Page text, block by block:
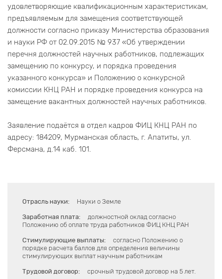
удовлетворяющие квалификационным характеристикам,
предъявляемым для замещения соответствующей
должности согласно приказу Министерства образования
и науки РФ от 02.09.2015 № 937 «Об утверждении
перечня должностей научных работников, подлежащих
замещению по конкурсу, и порядка проведения
указанного конкурса» и Положению о конкурсной
комиссии КНЦ РАН и порядке проведения конкурса на
замещение вакантных должностей научных работников.
Заявление подаётся в отдел кадров ФИЦ КНЦ РАН по
адресу: 184209, Мурманская область, г. Апатиты, ул.
Ферсмана, д.14 каб. 101.
Отрасль науки: Науки о Земле
Заработная плата:
должностной оклад согласно
Положению об оплате труда работников ФИЦ КНЦ РАН
Стимулирующие выплаты:
согласно Положению о
порядке расчета баллов для определения величины
стимулирующих выплат научным работникам
Трудовой договор: срочный трудовой договор на 5 лет.